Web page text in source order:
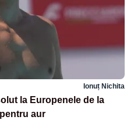
Ionuț Nichita
la Europenele de la
aur